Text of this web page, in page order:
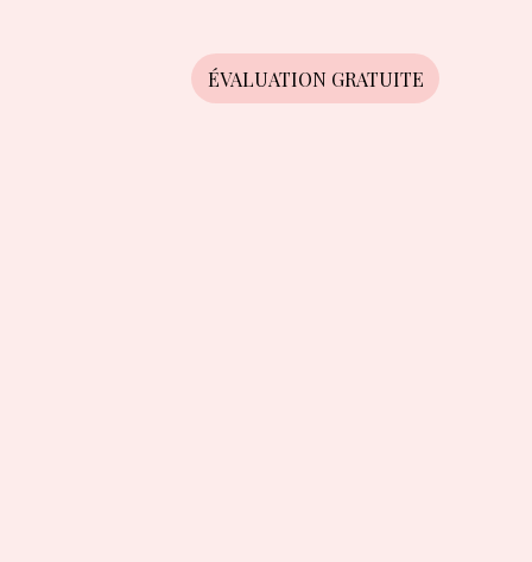
ÉVALUATION GRATUITE